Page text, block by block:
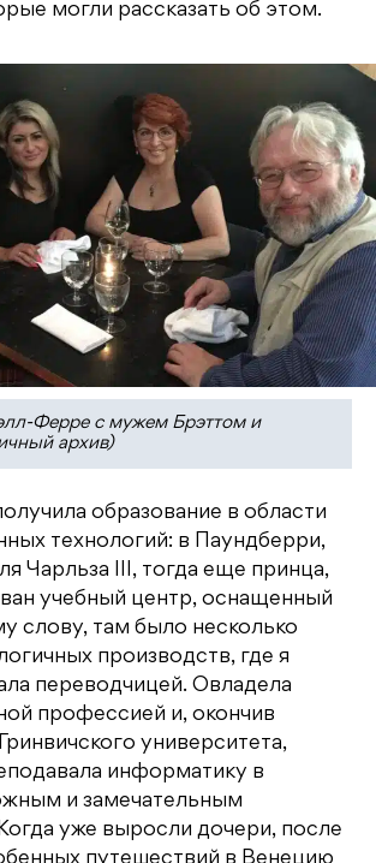
могли рассказать об этом.
Ферре с мужем Брэттом и
архив)
образование в области
технологий: в Паундберри,
Чарльза III, тогда еще принца,
учебный центр, оснащенный
слову, там было несколько
производств, где я
переводчицей. Овладела
профессией и, окончив
университета,
информатику в
и замечательным
уже выросли дочери, после
путешествий в Венецию